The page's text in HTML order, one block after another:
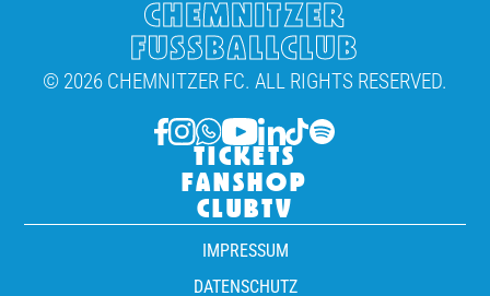
CHEMNITZER
FUSSBALLCLUB
© 2026 CHEMNITZER FC. ALL RIGHTS RESERVED.
TICKETS
FANSHOP
CLUBTV
IMPRESSUM
DATENSCHUTZ